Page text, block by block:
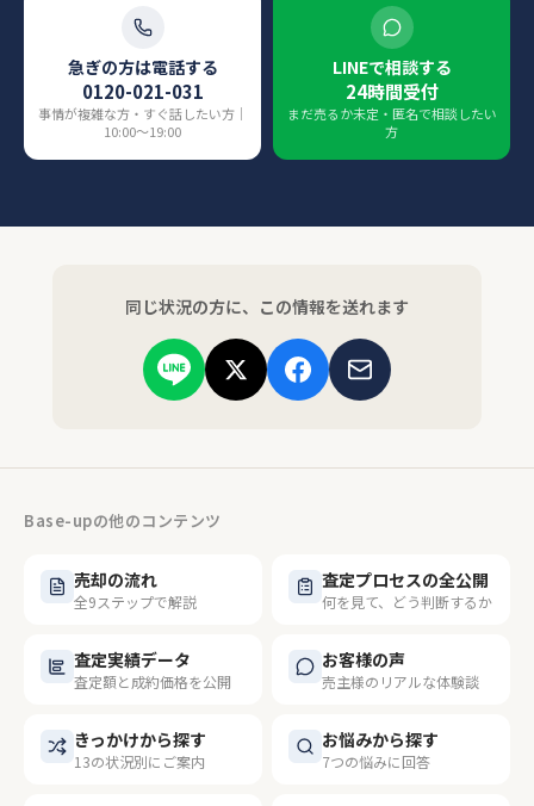
急ぎの方は電話する
0120-021-031
事情が複雑な方・すぐ話したい方｜
10:00〜19:00
LINEで相談する
24時間受付
まだ売るか未定・匿名で相談したい
方
同じ状況の方に、この情報を送れます
Base-upの他のコンテンツ
売却の流れ
全9ステップで解説
査定プロセスの全公開
何を見て、どう判断するか
査定実績データ
査定額と成約価格を公開
お客様の声
売主様のリアルな体験談
きっかけから探す
13の状況別にご案内
お悩みから探す
7つの悩みに回答